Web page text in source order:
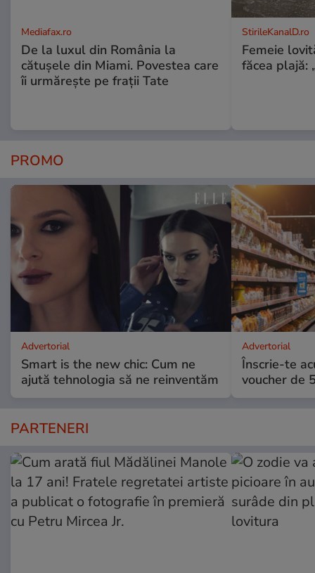
Mediafax.ro
De la luxul din România la
cătușele din Miami. Povestea care
îi urmărește pe frații Tate
StirileKanalD.ro
Femeie
făcea plajă:
PROMO
Advertorial
Smart is the new chic: Cum ne
ajută tehnologia să ne reinventăm
Advertorial
Înscrie-te
voucher de
PARTENERI